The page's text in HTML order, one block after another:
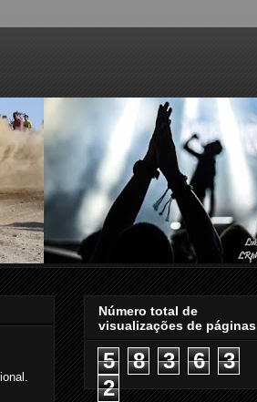
Número total de
visualizações de páginas
5 8 3 6
3
2